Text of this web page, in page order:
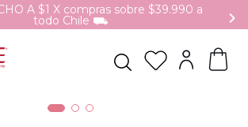
A $1 X compras sobre $39.990 a
todo Chile ⛟